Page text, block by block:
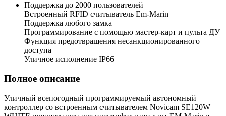
Поддержка до 2000 пользователей
Встроенный RFID считыватель Em-Marin
Поддержка любого замка
Программирование с помощью мастер-карт и пульта ДУ
Функция предотвращения несанкционированного
доступа
Уличное исполнение IP66
Полное описание
Уличный всепогодный программируемый автономный
контроллер со встроенным считывателем Novicam SE120W